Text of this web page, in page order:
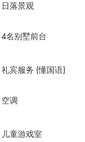
日落景观
4名别墅前台
礼宾服务 (懂国语)
空调
儿童游戏室